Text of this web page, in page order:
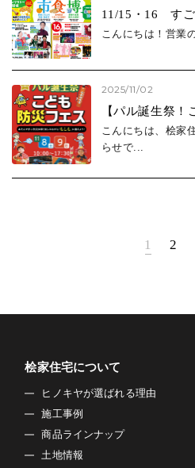
11/15・16 す
こんにちは！営業
2025/11/02
【パル誕生祭！
こんにちは、桧家
らせで...
1 2
桧家住宅について
ヒノキヤが選ばれる理由
施工事例
商品ラインナップ
土地情報